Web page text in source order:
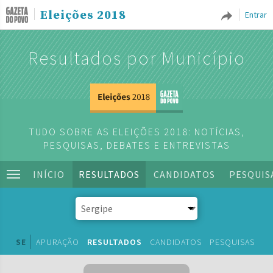
Entrar
Eleições 2018
Resultados por Município
TUDO SOBRE AS ELEIÇÕES 2018: NOTÍCIAS,
PESQUISAS, DEBATES E ENTREVISTAS
INÍCIO RESULTADOS CANDIDATOS
SE APURAÇÃO RESULTADOS CANDIDATOS PESQUISAS